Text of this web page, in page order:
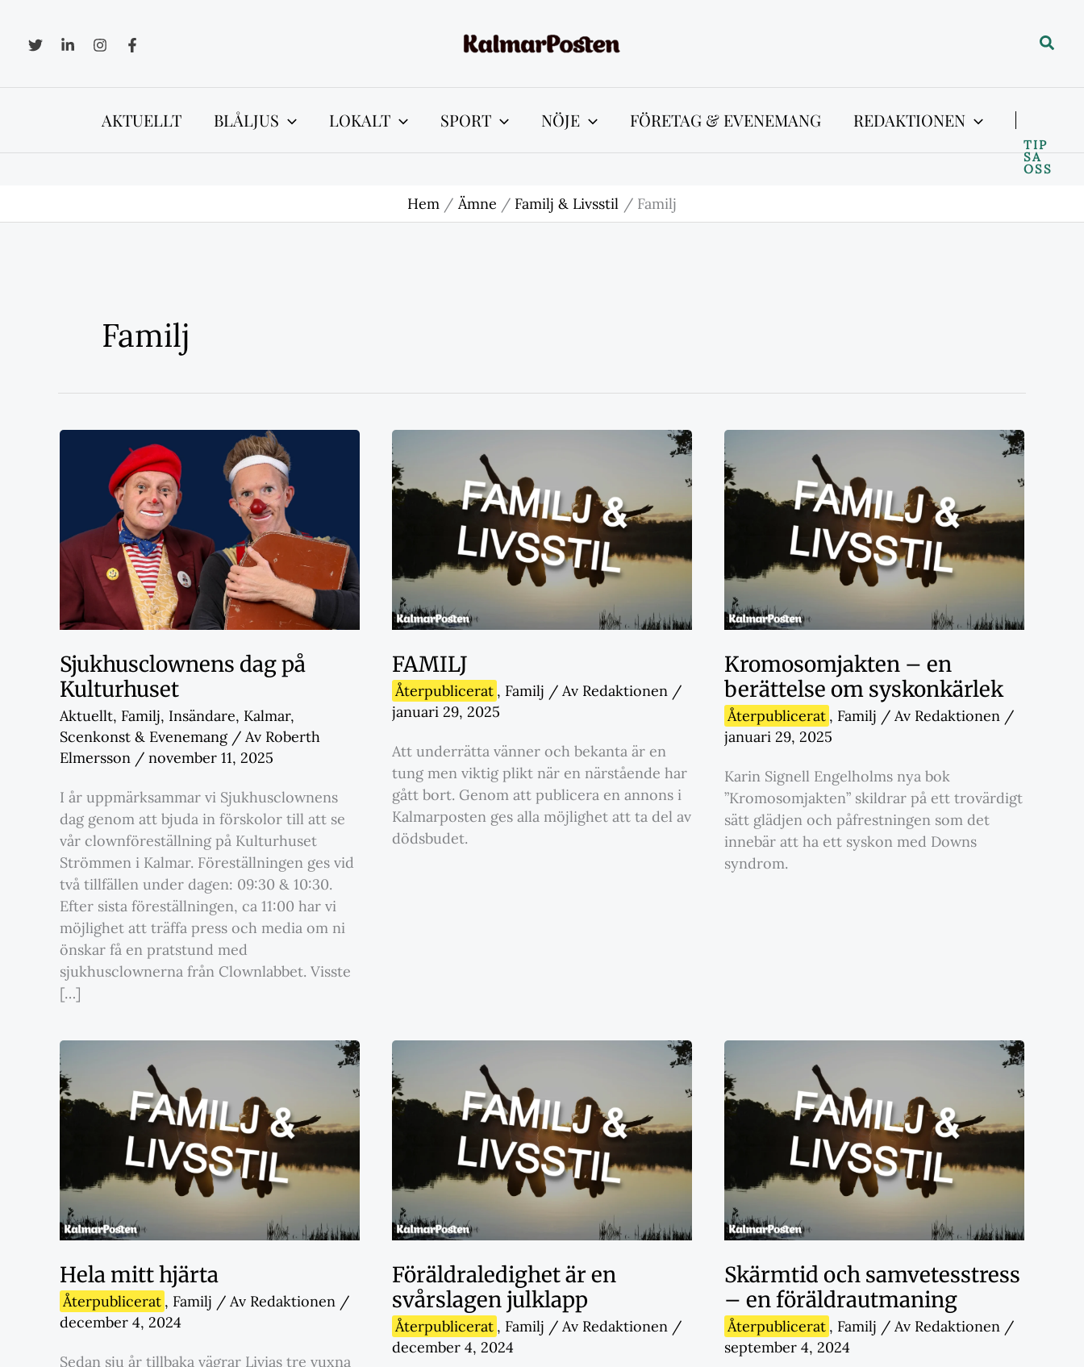
innehåll
Sök
AKTUELLT BLÅLJUS LOKALT SPORT NÖJE FÖRETAG & EVENEMANG REDAKTIONEN
TIP
SA
OSS
Hem Ämne Familj & Livsstil Familj
Familj
Sjukhusclownens dag på
Kulturhuset
Aktuellt, Familj, Insändare, Kalmar,
Scenkonst & Evenemang/ Av Roberth
Elmersson / november 11, 2025
I år uppmärksammar vi Sjukhusclownens
dag genom att bjuda in förskolor till att se
vår clownföreställning på Kulturhuset
Strömmen i Kalmar. Föreställningen ges vid
två tillfällen under dagen: 09:30 & 10:30.
Efter sista föreställningen, ca 11:00 har vi
möjlighet att träffa press och media om ni
önskar få en pratstund med
sjukhusclownerna från Clownlabbet. Visste
[…]
FAMILJ
Återpublicerat , Familj / Av Redaktionen /
januari 29, 2025
Att underrätta vänner och bekanta är en
tung men viktig plikt när en närstående har
gått bort. Genom att publicera en annons i
Kalmarposten ges alla möjlighet att ta del av
dödsbudet.
Kromosomjakten – en
berättelse om syskonkärlek
Återpublicerat , Familj / Av Redaktionen /
januari 29, 2025
Karin Signell Engelholms nya bok
”Kromosomjakten” skildrar på ett trovärdigt
sätt glädjen och påfrestningen som det
innebär att ha ett syskon med Downs
syndrom.
Hela mitt hjärta
Återpublicerat , Familj / Av Redaktionen /
december 4, 2024
Sedan sju år tillbaka vägrar Livias tre vuxna
Föräldraledighet är en
svårslagen julklapp
Återpublicerat , Familj / Av Redaktionen /
december 4, 2024
Skärmtid och samvetesstress
– en föräldrautmaning
Återpublicerat , Familj / Av Redaktionen /
september 4, 2024